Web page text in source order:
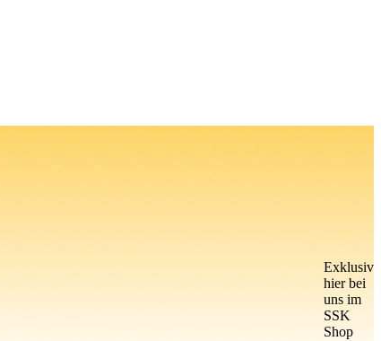
Exklusiv
hier bei
uns im
SSK
Shop